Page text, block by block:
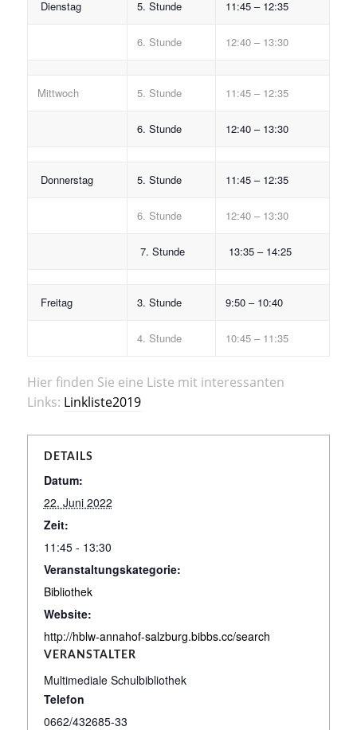
Dienstag 5. Stunde 11:45 – 12:35
6. Stunde 12:40 – 13:30
Mittwoch 5. Stunde 11:45 – 12:35
6. Stunde 12:40 – 13:30
Donnerstag 5. Stunde 11:45 – 12:35
6. Stunde 12:40 – 13:30
7. Stunde 13:35 – 14:25
Freitag 3. Stunde 9:50 – 10:40
4. Stunde 10:45 – 11:35
Hier finden Sie eine Liste mit interessanten
Links: Linkliste2019
DETAILS
Datum:
22. Juni 2022
Zeit:
11:45 - 13:30
Veranstaltungskategorie:
Bibliothek
Website:
http://hblw-annahof-salzburg.bibbs.cc/search
VERANSTALTER
Multimediale Schulbibliothek
Telefon
0662/432685-33